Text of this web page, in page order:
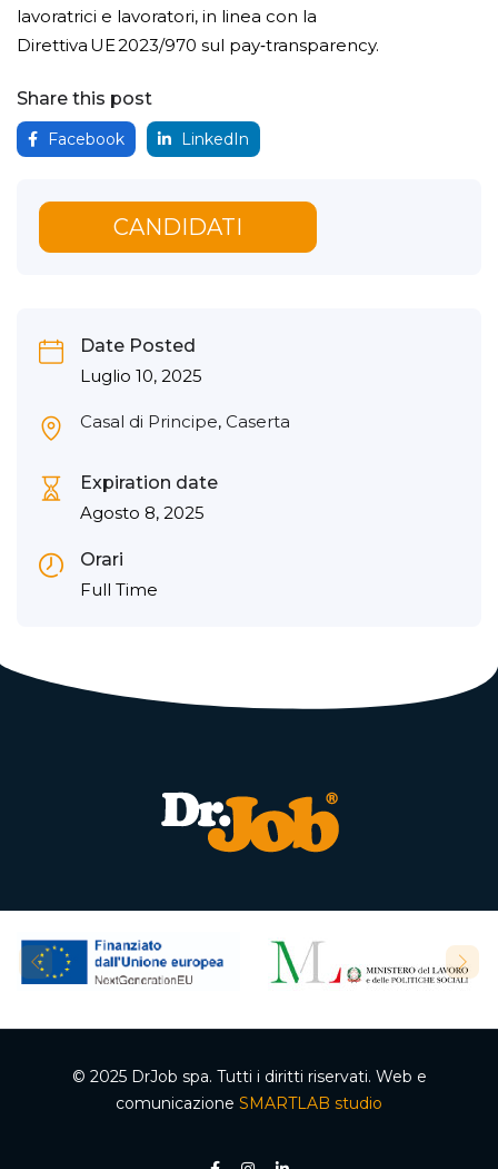
lavoratrici e lavoratori, in linea con la
Direttiva UE 2023/970 sul pay‑transparency.
Share this post
Facebook LinkedIn
CANDIDATI
Date Posted
Luglio 10, 2025
Casal di Principe, Caserta
Expiration date
Agosto 8, 2025
Orari
Full Time
© 2025 DrJob spa. Tutti i diritti riservati. Web e
comunicazione SMARTLAB studio